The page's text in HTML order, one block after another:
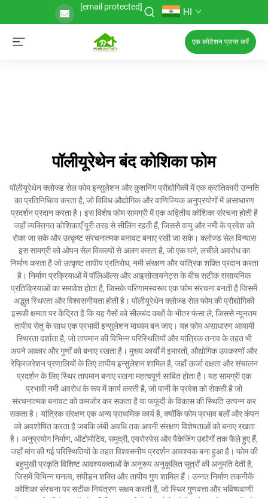
[email protected] HI
एक कोटेशन प्राप्त करें
पॉलीयूरेथेन बंद कोशिका फोम
पॉलीयूरेथेन क्लोज्ड सेल फोम इन्सुलेशन और कुशनिंग प्रौद्योगिकी में एक क्रांतिकारी उन्नति
का प्रतिनिधित्व करता है, जो विविध औद्योगिक और वाणिज्यिक अनुप्रयोगों में असाधारण
प्रदर्शन प्रदान करता है। इस विशेष फोम सामग्री में एक अद्वितीय कोशिका संरचना होती है
जहाँ व्यक्तिगत कोशिकाएँ पूरी तरह से सीलिंग रहती हैं, जिससे वायु और नमी के प्रवेश को
रोका जा सके और उत्कृष्ट संरचनात्मक बनावट बनाए रखी जा सके। क्लोज्ड सेल विन्यास
इस सामग्री को ओपन सेल विकल्पों से अलग करता है, जो एक घने, लचीले अवरोध का
निर्माण करता है जो उत्कृष्ट तापीय प्रतिरोध, नमी संरक्षण और यांत्रिक शक्ति प्रदान करता
है। निर्माण प्रक्रियाओं में पॉलिऑल्स और आइसोसायनेट्स के बीच सटीक रासायनिक
प्रतिक्रियाओं का समावेश होता है, जिसके परिणामस्वरूप एक फोम संरचना बनती है जिसमें
अद्भुत स्थिरता और विश्वसनीयता होती है। पॉलीयूरेथेन क्लोज्ड सेल फोम की प्रौद्योगिकी
इसकी क्षमता पर केंद्रित है कि यह गैसों को सीलबंद कक्षों के भीतर फंसा ले, जिससे न्यूनतम
तापीय सेतु के साथ एक प्रभावी इन्सुलेशन माध्यम बन जाए। यह फोम असाधारण आयामी
स्थिरता दर्शाता है, जो तापमान की विभिन्न परिस्थितियों और यांत्रिक तनाव के तहत भी
अपने आकार और गुणों को बनाए रखता है। मुख्य कार्यों में इमारतों, औद्योगिक उपकरणों और
रेफ्रिजरेशन प्रणालियों के लिए तापीय इन्सुलेशन शामिल है, जहाँ ऊर्जा दक्षता और संचालन
प्रदर्शन के लिए स्थिर तापमान बनाए रखना महत्वपूर्ण साबित होता है। यह सामग्री एक
प्रभावी नमी अवरोध के रूप में कार्य करती है, जो पानी के प्रवेश को रोकती है जो
संरचनात्मक बनावट को कमजोर कर सकता है या फफूंदी के विकास की स्थिति उत्पन्न कर
सकता है। यांत्रिक संरक्षण एक अन्य प्राथमिक कार्य है, क्योंकि फोम प्रभाव बलों और कंपन
को अवशोषित करता है जबकि लंबी अवधि तक अपनी संरक्षण विशेषताओं को बनाए रखता
है। अनुप्रयोग निर्माण, ऑटोमोटिव, समुद्री, एयरोस्पेस और पैकेजिंग उद्योगों तक फैले हुए हैं,
जहाँ मांग की गई परिस्थितियों के तहत विश्वसनीय प्रदर्शन आवश्यक बना हुआ है। फोम की
बहुमुखी प्रकृति विशिष्ट आवश्यकताओं के अनुरूप अनुकूलित सूत्रों की अनुमति देती है,
जिसमें विभिन्न घनत्व, संपीड़न शक्ति और तापीय गुण शामिल हैं। उन्नत निर्माण तकनीकें
कोशिका संरचना पर सटीक नियंत्रण सक्षम करती हैं, जो स्थिर गुणवत्ता और भविष्यवाणी